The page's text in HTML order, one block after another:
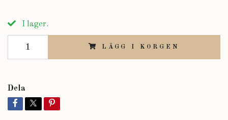
I lager.
LÄGG I KORGEN
Dela